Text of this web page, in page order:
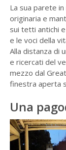
La sua parete
originaria e
sui tetti antichi
e le voci della
Alla distanza di
e ricercati del
mezzo dal
finestra aperta
Una